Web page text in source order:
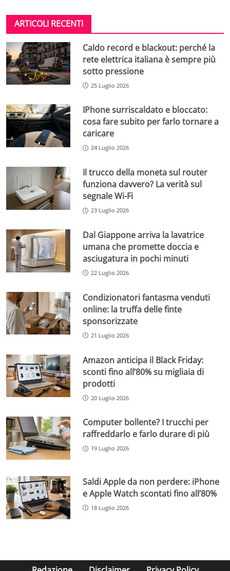
ARTICOLI RECENTI
Caldo record e blackout: perché la
rete elettrica italiana è sempre più
sotto pressione
25 Luglio 2026
IPhone surriscaldato e bloccato:
cosa fare subito per farlo tornare a
caricare
24 Luglio 2026
Il trucco della moneta sul router
funziona davvero? La verità sul
segnale Wi-Fi
23 Luglio 2026
Dal Giappone arriva la lavatrice
umana che promette doccia e
asciugatura in pochi minuti
22 Luglio 2026
Condizionatori fantasma venduti
online: la truffa delle finte
sponsorizzate
21 Luglio 2026
Amazon anticipa il Black Friday:
sconti fino all’80% su migliaia di
prodotti
20 Luglio 2026
Computer bollente? I trucchi per
raffreddarlo e farlo durare di più
19 Luglio 2026
Saldi Apple da non perdere: iPhone
e Apple Watch scontati fino all’80%
18 Luglio 2026